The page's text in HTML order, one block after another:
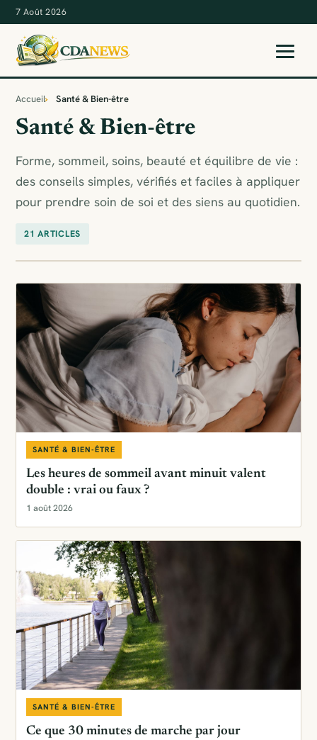
7 Août 2026
Accueil Santé & Bien-être
Santé & Bien-être
Forme, sommeil, soins, beauté et équilibre de vie :
des conseils simples, vérifiés et faciles à appliquer
pour prendre soin de soi et des siens au quotidien.
21 ARTICLES
SANTÉ & BIEN-ÊTRE
Les heures de sommeil avant minuit valent
double : vrai ou faux ?
1 août 2026
SANTÉ & BIEN-ÊTRE
Ce que 30 minutes de marche par jour